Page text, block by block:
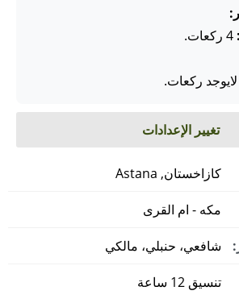
لايوجد ركعات.
تغيير الإعدادات
كازاخستان, Astana
مكه - ام القرى
شافعي، حنبلي، مالكي
تنسيق 12 ساعة